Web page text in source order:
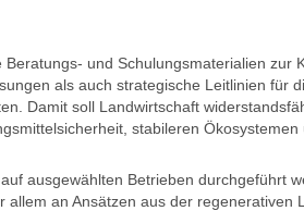
und Schulungsmaterialien zur
als auch strategische Leitlinien für
Damit soll Landwirtschaft
stabileren Ökosystemen
ausgewählten Betrieben durchgeführt
an Ansätzen aus der regenerativen